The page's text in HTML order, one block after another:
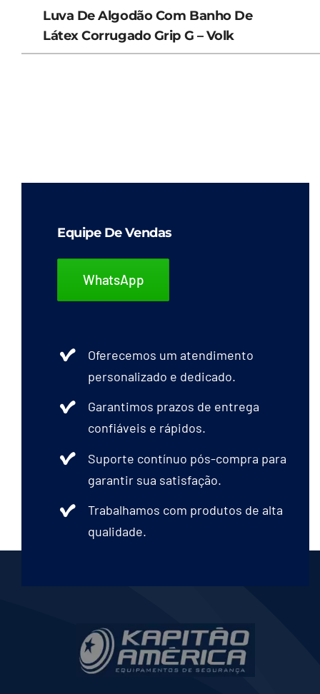
Luva De Algodão Com Banho De
Látex Corrugado Grip G – Volk
Equipe De Vendas
WhatsApp
Oferecemos um atendimento
personalizado e dedicado.
Garantimos prazos de entrega
confiáveis e rápidos.
Suporte contínuo pós-compra para
garantir sua satisfação.
Trabalhamos com produtos de alta
qualidade.